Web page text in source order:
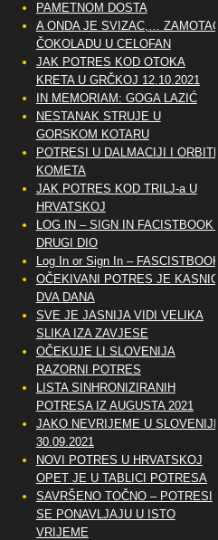
PAMETNOM DOSTA
A ONDA JE SVIZAC,… ZAMOTAO
ČOKOLADU U CELOFAN
JAK POTRES KOD OTOKA
KRETA U GRČKOJ 12.10.2021
IN MEMORIAM: GOGA LAZIĆ
NESTANAK STRUJE U
GORSKOM KOTARU
POTRESI U DALMACIJI I ORBITE
KOMETA
JAK POTRES KOD TRILJ-a U
HRVATSKOJ
LOG IN – SIGN IN FACISTBOOK –
DRUGI DIO
Log In or Sign In – FASCISTBOOK
OČEKIVANI POTRES JE KASNIO
DVA DANA
SVE JE JASNIJA VIDI VELIKA
SLIKA IZA ZAVJESE
OČEKUJE LI SLOVENIJA
RAZORNI POTRES
LISTA SINHRONIZIRANIH
POTRESA IZ AUGUSTA 2021
JAKO NEVRIJEME U SLOVENIJI
30.09.2021
NOVI POTRES U HRVATSKOJ
OPET JE U TABLICI POTRESA
SAVRŠENO TOČNO – POTRESI
SE PONAVLJAJU U ISTO
VRIJEME